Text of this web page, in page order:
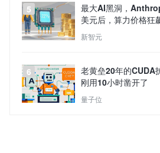
5
最大AI黑洞，
美元后，算力价格狂
新智元
6
老黄垒20年的CUDA
刚用10小时凿开了
量子位